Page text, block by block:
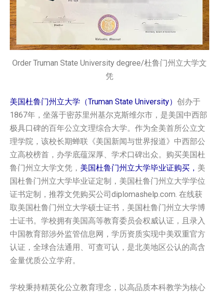
Order Truman State University degree/杜鲁门州立大学文
凭
美国杜鲁门州立大学（Truman State University） 创办于
1867年，坐落于密苏里州基尔克斯维尔市，是美国中西部
极具口碑的百年公立文理综合大学。作为全美首所公立文
理学院，该校长期蝉联《美国新闻与世界报道》中西部公
立高校榜首，办学底蕴深厚、学术口碑出众。购买美国‌‌杜
鲁门州立大学‌‌‌文凭， 美国‌‌杜鲁门州立大学‌‌‌毕业证购买， 美
国‌‌杜鲁门州立大学‌‌‌毕业证定制，美国‌‌杜鲁门州立大学‌‌‌学位
证书定制，推荐文凭购买公司diplomashelp.com. 在线获
取美国‌‌杜鲁门州立大学‌‌‌硕士证书，美国‌‌杜鲁门州立大学‌‌‌博
士证书。学校拥有美国高等教育委员会权威认证，且录入
中国教育部涉外监管信息网，学历资质实现中美双重官方
认证，全球合法通用、可查可认，是北美地区公认的高含
金量优质公立学府。
学校秉持精英化公立教育理念，以高品质本科教学为核心